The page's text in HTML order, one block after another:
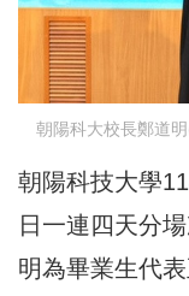
朝陽科大校長鄭道
朝陽科技大學
日一連四天分
明為畢業生代